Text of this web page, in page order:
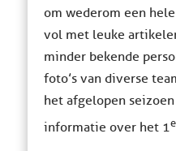
om wederom een
vol met leuke
minder bekende
foto’s van diverse
het afgelopen
informatie over het 1e